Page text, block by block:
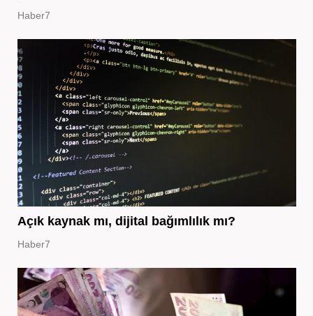
Haber7
Açık kaynak mı, dijital bağımlılık mı?
Haber7